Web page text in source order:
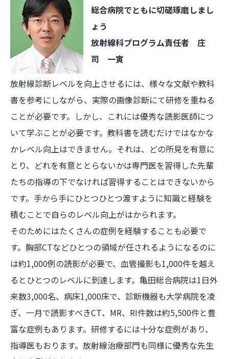
総合病院でともに切磋琢磨しまし
ょう
放射線科プログラム責任者 庄
司 一寅
放射線診断レベルを向上させるには、様々な文献や教科
書を参考にしながら、実際の画像診断にて研修を重ねる
ことが必要です。しかし、これには優秀な読影医師につ
いて学ぶことが必要です。教科書を読むだけではなかな
かレベル向上はできません。それは、どの所見を有意に
とり、どれを有意ととらないかは専門医を習得した先輩
たちの指導の下でなければ習得することはできないから
です。手から手にひとつひとつ渡すように知識と経験を
積むことで自らのレベル向上がはかられます。
そのためにはたくさんの症例を経験することも必要で
す。胸部CTなどひとつの領域が任されるようになるのに
は約1,000例の読影が必要で、血管撮影も1,000件を越え
るとひとつのレベルに到達します。亀田総合病院は1日外
来数3,000名、病床1,000床で、診断機器も大学病院を凌
ぎ、一月で読影すべきCT、MR、RI件数は約5,500件と豊
富な症例もあります。研修するには十分な症例があり、
指導医もおります。放射線治療部門も同様に優秀な先生